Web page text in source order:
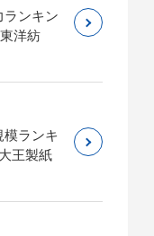
ランキン
洋紡
模ランキ
王製紙